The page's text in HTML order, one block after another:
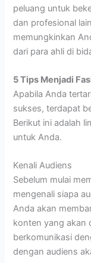
peluang untuk
dan profesional
memungkinkan
dari para ahli di
5 Tips Menjadi
Apabila Anda
sukses, terdapat
Berikut ini adalah
untuk Anda.
Kenali Audiens
Sebelum mulai
mengenali siapa
Anda akan
konten yang akan
berkomunikasi
dengan audiens